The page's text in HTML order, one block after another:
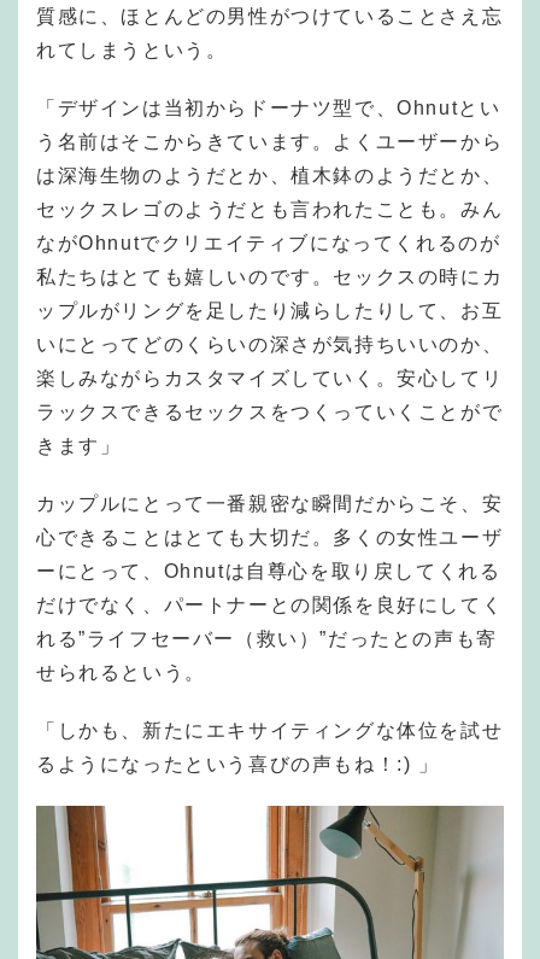
質感に、ほとんどの男性がつけていることさえ忘
れてしまうという。
「デザインは当初からドーナツ型で、Ohnutとい
う名前はそこからきています。よくユーザーから
は深海生物のようだとか、植木鉢のようだとか、
セックスレゴのようだとも言われたことも。みん
ながOhnutでクリエイティブになってくれるのが
私たちはとても嬉しいのです。セックスの時にカ
ップルがリングを足したり減らしたりして、お互
いにとってどのくらいの深さが気持ちいいのか、
楽しみながらカスタマイズしていく。安心してリ
ラックスできるセックスをつくっていくことがで
きます」
カップルにとって一番親密な瞬間だからこそ、安
心できることはとても大切だ。多くの女性ユーザ
ーにとって、Ohnutは自尊心を取り戻してくれる
だけでなく、パートナーとの関係を良好にしてく
れる”ライフセーバー（救い）”だったとの声も寄
せられるという。
「しかも、新たにエキサイティングな体位を試せ
るようになったという喜びの声もね！:) 」